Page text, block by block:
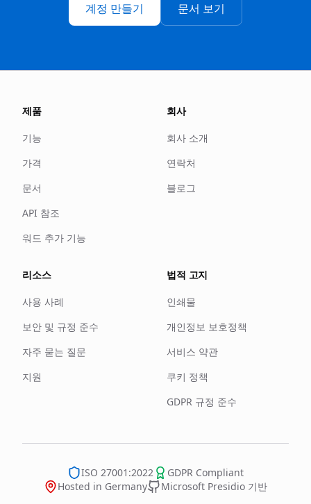
계정 만들기 문서 보기
제품
기능
가격
문서
API 참조
워드 추가 기능
회사
회사 소개
연락처
블로그
리소스
사용 사례
보안 및 규정 준수
자주 묻는 질문
지원
법적 고지
인쇄물
개인정보 보호정책
서비스 약관
쿠키 정책
GDPR 규정 준수
ISO 27001:2022
GDPR Compliant
Hosted in Germany
Microsoft Presidio 기반